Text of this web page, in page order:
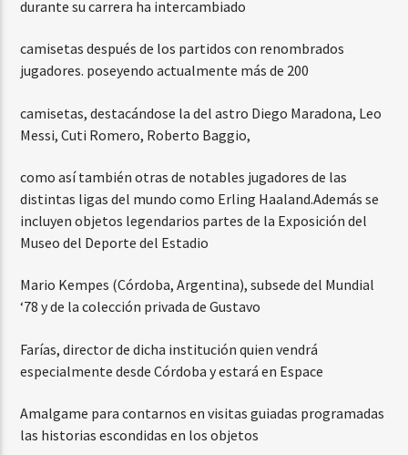
durante su carrera ha intercambiado
camisetas después de los partidos con renombrados
jugadores. poseyendo actualmente más de 200
camisetas, destacándose la del astro Diego Maradona, Leo
Messi, Cuti Romero, Roberto Baggio,
como así también otras de notables jugadores de las
distintas ligas del mundo como Erling Haaland.Además se
incluyen objetos legendarios partes de la Exposición del
Museo del Deporte del Estadio
Mario Kempes (Córdoba, Argentina), subsede del Mundial
‘78 y de la colección privada de Gustavo
Farías, director de dicha institución quien vendrá
especialmente desde Córdoba y estará en Espace
Amalgame para contarnos en visitas guiadas programadas
las historias escondidas en los objetos